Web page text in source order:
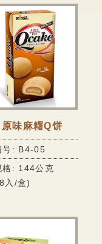
原味麻糬Q饼
号: B4-05
格: 144公克
入/盒)